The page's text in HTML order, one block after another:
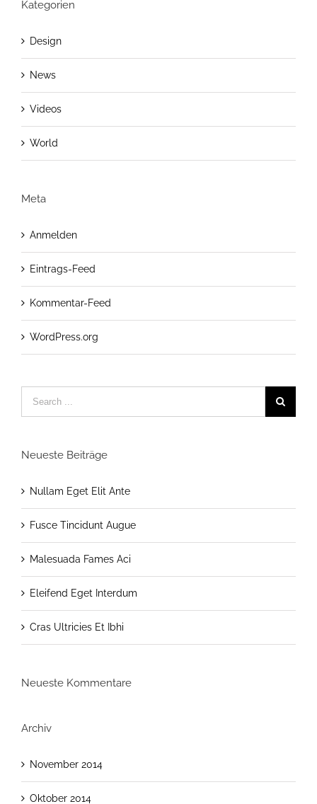
Kategorien
Design
News
Videos
World
Meta
Anmelden
Eintrags-Feed
Kommentar-Feed
WordPress.org
Neueste Beiträge
Nullam Eget Elit Ante
Fusce Tincidunt Augue
Malesuada Fames Aci
Eleifend Eget Interdum
Cras Ultricies Et Ibhi
Neueste Kommentare
Archiv
November 2014
Oktober 2014